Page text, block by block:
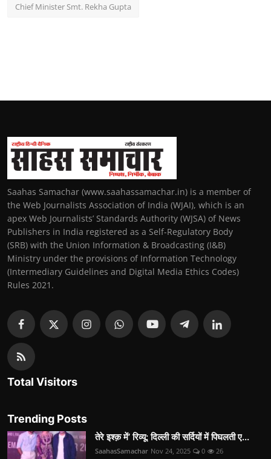
Chief Minister Smt. Rekha Gupta
Saahas Samachar (www.saahassamachar.in) is a member of
the Web Journalists Association of India (WJAI), which is an
apex Web Journalists’ Standards Authority (WJSA) of News
Publishers in India registered as a Self-Regulatory Body
(SRB) with the Union Information & Broadcasting (I&B)
Ministry under the provisions of Information Technology
(Intermediary Guidelines and Digital Media Ethics Codes)
Rules 2021.
Total Visitors
Trending Posts
तेरे इश्क़ में’ रिव्यू: दिल्ली की सर्दियों में पिघलती ए...
SaahasSamachar Nov 24, 2025 0 26